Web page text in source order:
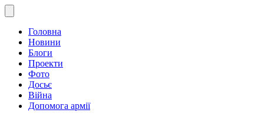
Головна
Новини
Блоги
Проекти
Фото
Досьє
Війна
Допомога армії